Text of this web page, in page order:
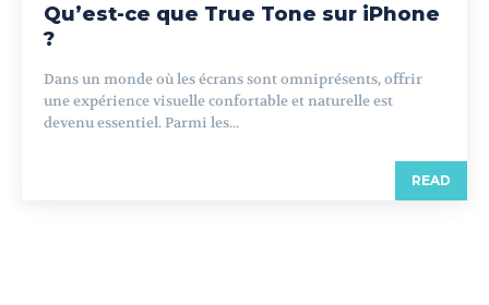
Qu’est-ce que True Tone sur iPhone
?
Dans un monde où les écrans sont omniprésents, offrir
une expérience visuelle confortable et naturelle est
devenu essentiel. Parmi les...
READ